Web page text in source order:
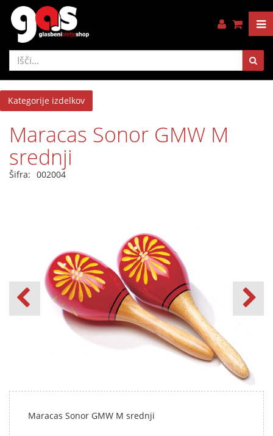
Kategorije izdelkov
Maracas Sonor GMW M
srednji
Šifra: 002004
Maracas Sonor GMW M srednji